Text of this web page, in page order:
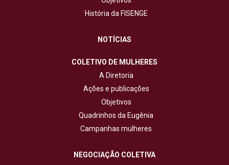
História da FISENGE
NOTÍCIAS
COLETIVO DE MULHERES
A Diretoria
Ações e publicações
Objetivos
Quadrinhos da Eugênia
Campanhas mulheres
NEGOCIAÇÃO COLETIVA